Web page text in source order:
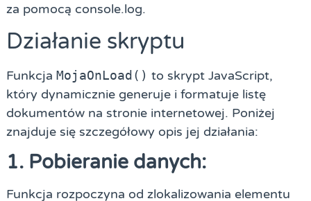
za pomocą console.log.
Działanie skryptu
Funkcja MojaOnLoad() to skrypt JavaScript,
który dynamicznie generuje i formatuje listę
dokumentów na stronie internetowej. Poniżej
znajduje się szczegółowy opis jej działania:
1. Pobieranie danych:
Funkcja rozpoczyna od zlokalizowania elementu